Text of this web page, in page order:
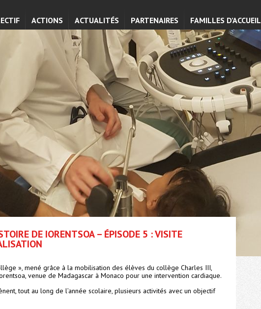
ACTIONS ACTUALITÉS PARTENAIRES FAMILLES D’ACCUEIL
DE IORENTSOA – ÉPISODE 5 : VISITE
», mené grâce à la mobilisation des élèves du collège Charles III,
venue de Madagascar à Monaco pour une intervention cardiaque.
tout au long de l’année scolaire, plusieurs activités avec un objectif